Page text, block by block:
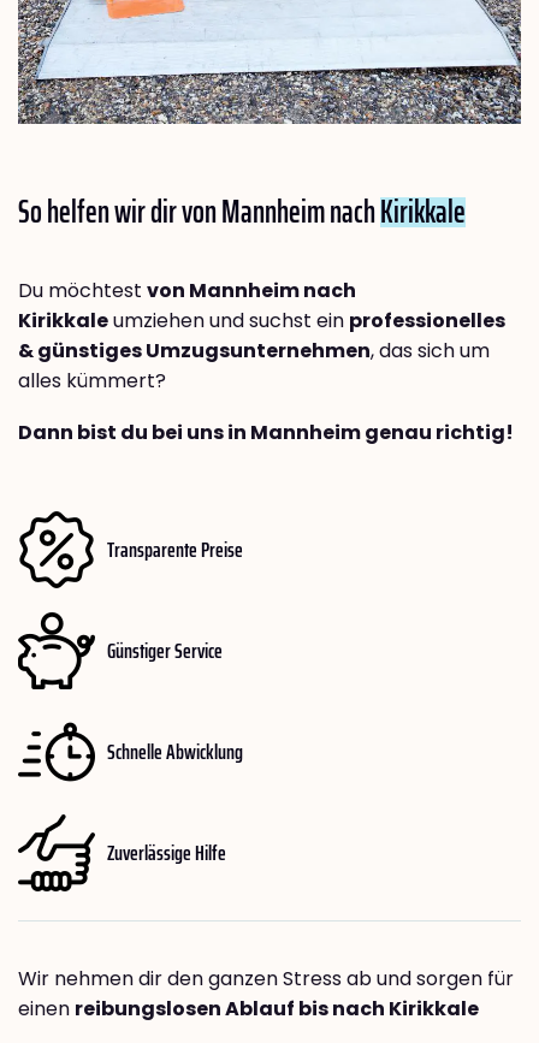
So helfen wir dir von Mannheim nachKirikkale
Du möchtest von Mannheim nach
Kirikkaleumziehen und suchst ein professionelles
& günstiges Umzugsunternehmen, das sich um
alles kümmert?
Dann bist du bei uns in Mannheim genau richtig!
Transparente Preise
Günstiger Service
Schnelle Abwicklung
Zuverlässige Hilfe
Wir nehmen dir den ganzen Stress ab und sorgen für
einen reibungslosen Ablauf bis nach Kirikkale